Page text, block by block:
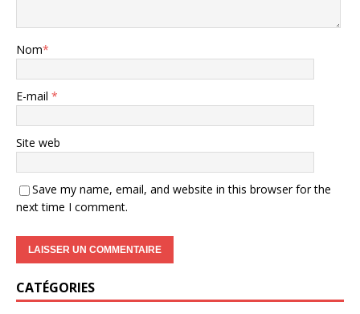
Nom*
E-mail *
Site web
Save my name, email, and website in this browser for the
next time I comment.
l
t
CATÉGORIES